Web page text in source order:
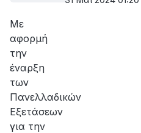
Με
αφορμή
την
έναρξη
των
Πανελλαδικών
Εξετάσεων
για την